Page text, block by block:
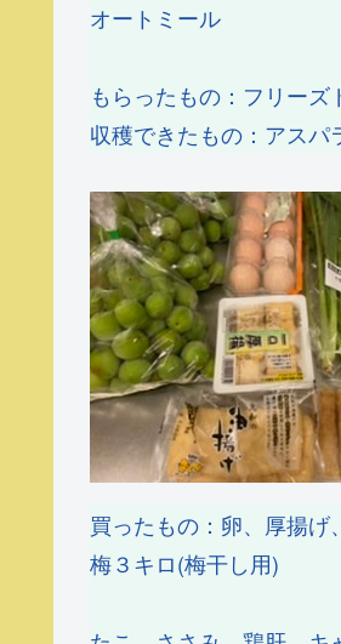
オートミール
もらったもの：フリー
収穫できたもの：アスパ
買ったもの：卵、厚揚
梅３キロ(梅干し用)